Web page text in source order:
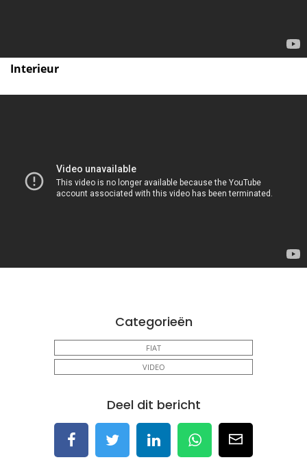
Interieur
Categorieën
FIAT
VIDEO
Deel dit bericht